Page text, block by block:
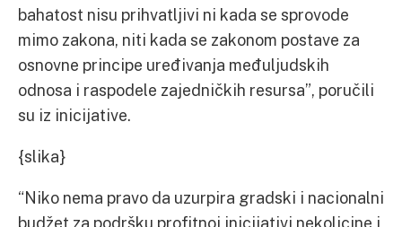
bahatost nisu prihvatljivi ni kada se sprovode
mimo zakona, niti kada se zakonom postave za
osnovne principe uređivanja međuljudskih
odnosa i raspodele zajedničkih resursa”, poručili
su iz inicijative.
{slika}
“Niko nema pravo da uzurpira gradski i nacionalni
budžet za podršku profitnoj inicijativi nekolicine i